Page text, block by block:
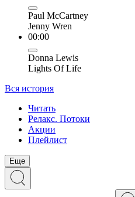
Paul McCartney
Jenny Wren
00:00
Donna Lewis
Lights Of Life
Вся история
Читать
Релакс. Потоки
Акции
Плейлист
Еще